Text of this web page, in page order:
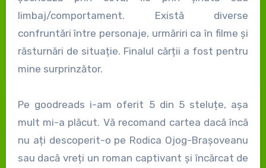
limbaj/comportament. Există diverse
confruntări între personaje, urmăriri ca în filme și
răsturnări de situație. Finalul cărții a fost pentru
mine surprinzător.
Pe goodreads i-am oferit 5 din 5 steluțe, așa
mult mi-a plăcut. Vă recomand cartea dacă încă
nu ați descoperit-o pe Rodica Ojog-Brașoveanu
sau dacă vreți un roman captivant și încărcat de